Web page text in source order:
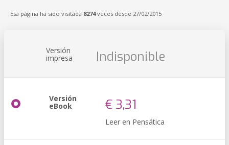
Esa página ha sido visitada 8274veces desde 27/02/2015
Versión
impresa Indisponible
Versión
eBook € 3,31
Leer en Pensática